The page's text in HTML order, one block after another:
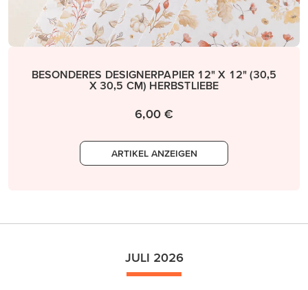
BESONDERES DESIGNERPAPIER 12" X 12" (30,5
X 30,5 CM) HERBSTLIEBE
6,00 €
ARTIKEL ANZEIGEN
JULI 2026